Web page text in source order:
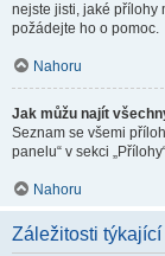
nejste jisti, jaké přílohy
požádejte ho o pomoc.
Nahoru
Jak můžu najít
Seznam se všemi
panelu“ v sekci
Nahoru
Záležitosti